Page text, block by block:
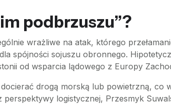
podbrzuszu”?
wrażliwe na atak, którego
spójności sojuszu obronnego.
od wsparcia lądowego z Europy
docierać drogą morską lub powietrzną,
logistycznej, Przesmyk